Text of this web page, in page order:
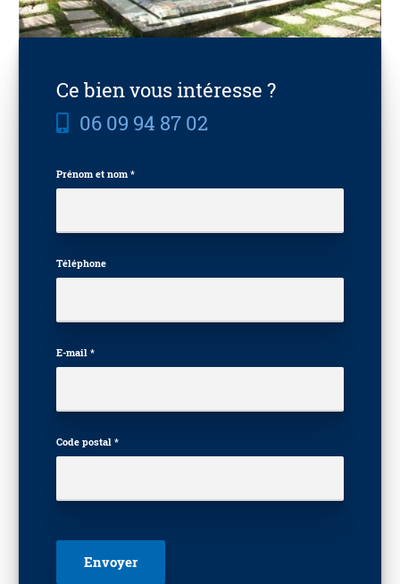
Ce bien vous intéresse ?
06 09 94 87 02
Prénom et nom *
Téléphone
E-mail *
Code postal *